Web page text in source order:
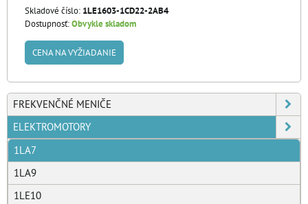
Skladové číslo: 1LE1603-1CD22-2AB4
Dostupnosť:Obvykle skladom
CENA NA VYŽIADANIE
FREKVENČNÉ MENIČE
ELEKTROMOTORY
1LA7
1LA9
1LE10